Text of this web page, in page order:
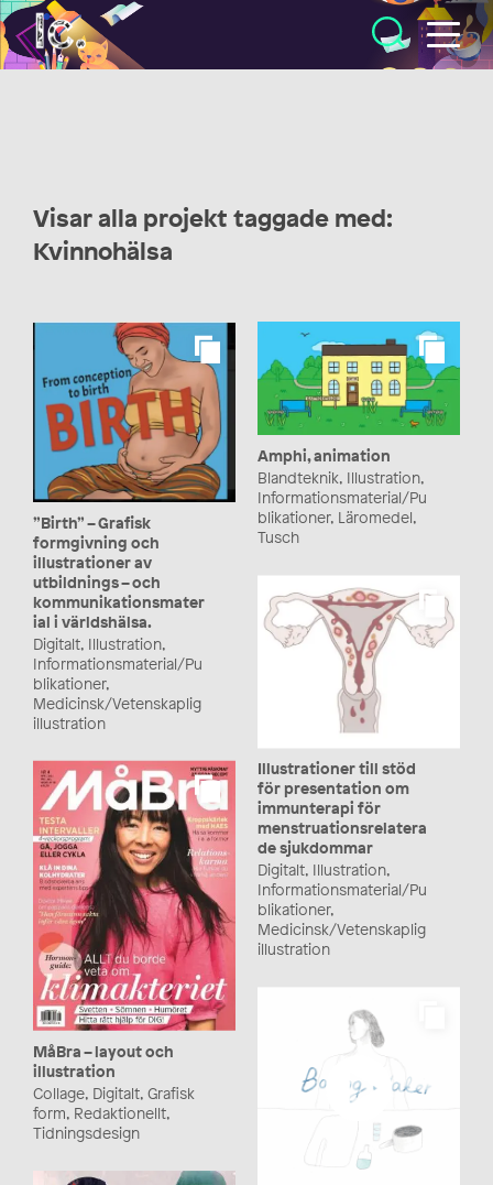
Illustratörcentrum
Visar alla projekt taggade med:
Kvinnohälsa
”Birth” – Grafisk
formgivning och
illustrationer av
utbildnings – och
kommunikationsmater
ial i världshälsa.
Digitalt, Illustration,
Informationsmaterial/Pu
blikationer,
Medicinsk/Vetenskaplig
illustration
Amphi, animation
Blandteknik, Illustration,
Informationsmaterial/Pu
blikationer, Läromedel,
Tusch
Illustrationer till stöd
för presentation om
immunterapi för
menstruationsrelatera
de sjukdommar
Digitalt, Illustration,
Informationsmaterial/Pu
blikationer,
Medicinsk/Vetenskaplig
illustration
MåBra – layout och
illustration
Collage, Digitalt, Grafisk
form, Redaktionellt,
Tidningsdesign